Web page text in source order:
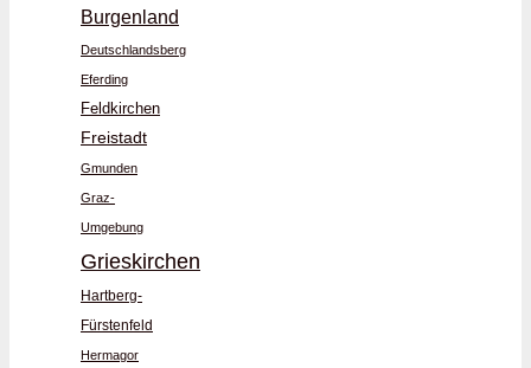
Burgenland
Deutschlandsberg
Eferding
Feldkirchen
Freistadt
Gmunden
Graz-
Umgebung
Grieskirchen
Hartberg-
Fürstenfeld
Hermagor